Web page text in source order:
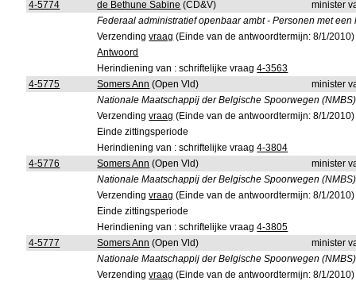
4-5774
de Bethune Sabine (CD&V)
minister
Federaal administratief openbaar ambt - Personen met
Verzendingvraag (Einde van de antwoordtermijn: 8/1/2010)
Antwoord
Herindiening van : schriftelijke vraag4-3563
4-5775
Somers Ann (Open Vld)
minister
Nationale Maatschappij der Belgische Spoorwegen
Verzendingvraag (Einde van de antwoordtermijn: 8/1/2010)
Einde zittingsperiode
Herindiening van : schriftelijke vraag4-3804
4-5776
Somers Ann (Open Vld)
minister
Nationale Maatschappij der Belgische Spoorwegen
Verzendingvraag (Einde van de antwoordtermijn: 8/1/2010)
Einde zittingsperiode
Herindiening van : schriftelijke vraag4-3805
4-5777
Somers Ann (Open Vld)
minister
Nationale Maatschappij der Belgische Spoorwegen
Verzendingvraag (Einde van de antwoordtermijn: 8/1/2010)